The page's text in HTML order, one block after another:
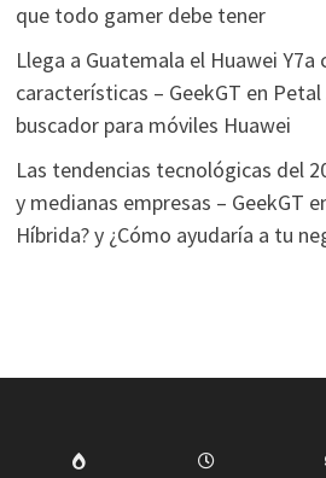
que todo gamer debe tener
Llega a Guatemala el Huawei Y7a
características – GeekGT en Petal
buscador para móviles Huawei
Las tendencias tecnológicas del
y medianas empresas – GeekGT
Híbrida? y ¿Cómo ayudaría a tu